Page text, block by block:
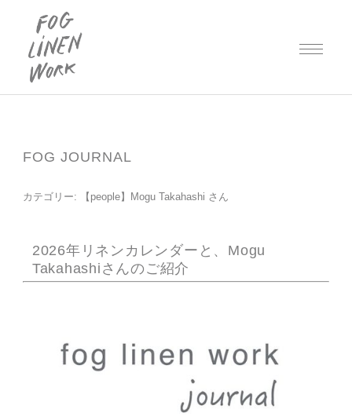
FOG JOURNAL
カテゴリー: 【people】Mogu Takahashi さん
2026年リネンカレンダーと、Mogu
Takahashiさんのご紹介